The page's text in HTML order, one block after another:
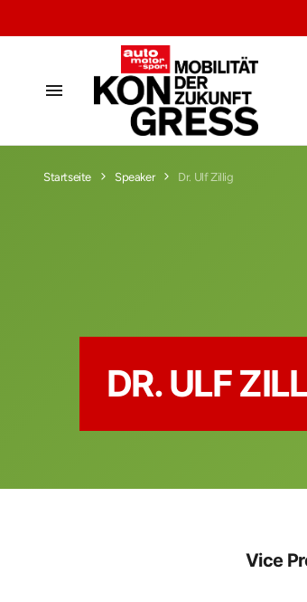
Startseite Speaker Dr. Ulf Zillig
DR. ULF
Vice